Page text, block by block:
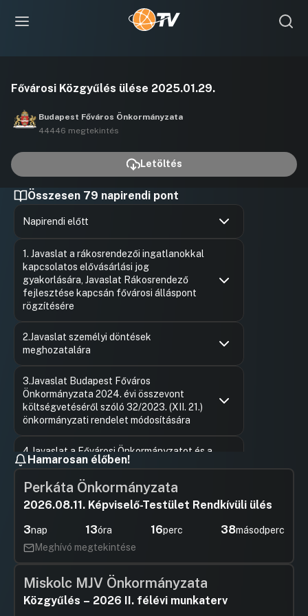
Fővárosi Közgyűlés ülése 2025.01.29.
Budapest Főváros Önkormányzata
44446 megtekintés
Letöltés
Összesen 79 napirendi pont
Napirendi előtt
1. Javaslat a rákosrendezői ingatlanokkal
kapcsolatos elővásárlási jog
gyakorlására, Javaslat Rákosrendező
fejlesztése kapcsán fővárosi álláspont
rögzítésére
2.Javaslat személyi döntések
meghozatalára
3.Javaslat Budapest Főváros
Önkormányzata 2024. évi összevont
költségvetéséről szóló 32/2023. (XII. 21.)
önkormányzati rendelet módosítására
HozzászólásokUgrás a napirendi pontra
4.Javaslat a Fővárosi Önkormányzatot és a
kerületi önkormányzatokat osztottan megillető
bevételek 2025. évi megosztásáról szóló
…/2025. (…) önkormányzati rendelet
megalkotására
5.Javaslat a Hálózat BDDH Alapítvány 2025. évi
támogatási szerződésének jóváhagyására
UGRÁS A NAPIREND ELEJÉRE
Hamarosan élőben!
Perkáta Önkormányzata
2026.08.11. Képviselő-Testület Rendkívüli ülés
3nap 13óra 16perc 38másodperc
Meghívó megtekintése
Miskolc MJV Önkormányzata
Közgyűlés – 2026 II. félévi munkaterv